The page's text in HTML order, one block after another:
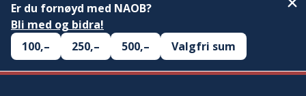
Er du fornøyd med NAOB?
Bli med og bidra!
100,–
250,– 500,– Valgfri sum